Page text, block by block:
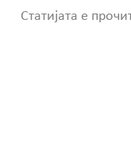
Статијата е